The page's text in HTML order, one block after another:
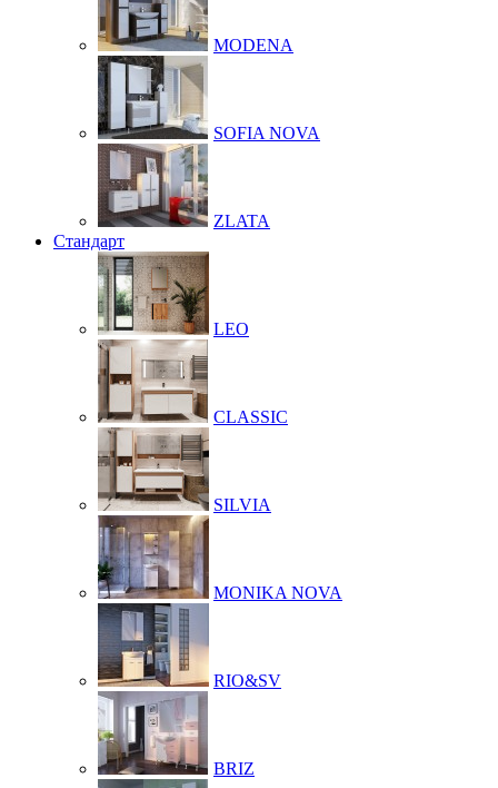
MODENA
SOFIA NOVA
ZLATA
Стандарт
LEO
CLASSIC
SILVIA
MONIKA NOVA
RIO&SV
BRIZ